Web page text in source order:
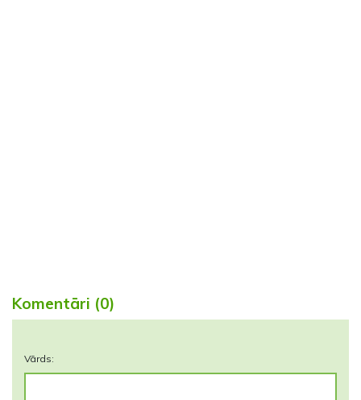
Komentāri (0)
Vārds: